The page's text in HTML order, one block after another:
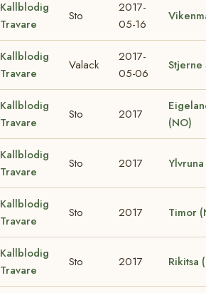
Kallblodig
Travare
Sto
2017-
05-16
Kallblodig
Travare
Valack
2017-
05-06
Stjerne
Kallblodig
Travare
Sto 2017
(NO)
Kallblodig
Travare
Sto 2017
Kallblodig
Travare
Sto 2017 Timor
Kallblodig
Travare
Sto 2017 Rikitsa